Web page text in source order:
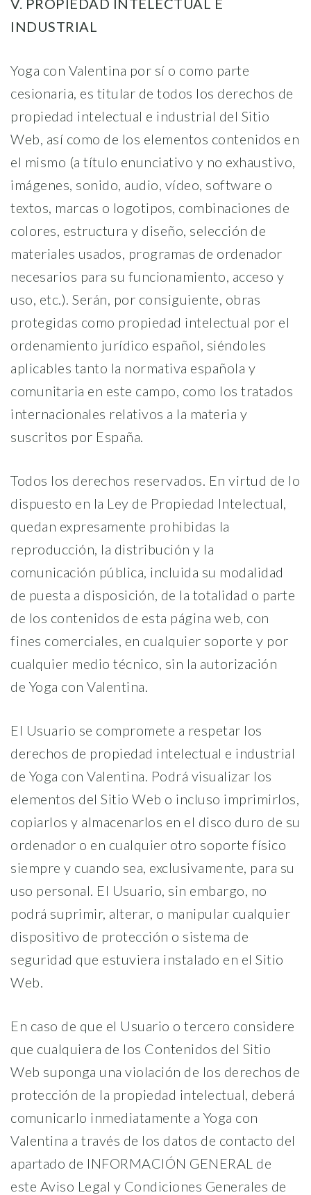
V. PROPIEDAD INTELECTUAL E
INDUSTRIAL
Yoga con Valentina por sí o como parte
cesionaria, es titular de todos los derechos de
propiedad intelectual e industrial del Sitio
Web, así como de los elementos contenidos en
el mismo (a título enunciativo y no exhaustivo,
imágenes, sonido, audio, vídeo, software o
textos, marcas o logotipos, combinaciones de
colores, estructura y diseño, selección de
materiales usados, programas de ordenador
necesarios para su funcionamiento, acceso y
uso, etc.). Serán, por consiguiente, obras
protegidas como propiedad intelectual por el
ordenamiento jurídico español, siéndoles
aplicables tanto la normativa española y
comunitaria en este campo, como los tratados
internacionales relativos a la materia y
suscritos por España.
Todos los derechos reservados. En virtud de lo
dispuesto en la Ley de Propiedad Intelectual,
quedan expresamente prohibidas la
reproducción, la distribución y la
comunicación pública, incluida su modalidad
de puesta a disposición, de la totalidad o parte
de los contenidos de esta página web, con
fines comerciales, en cualquier soporte y por
cualquier medio técnico, sin la autorización
de Yoga con Valentina.
El Usuario se compromete a respetar los
derechos de propiedad intelectual e industrial
de Yoga con Valentina. Podrá visualizar los
elementos del Sitio Web o incluso imprimirlos,
copiarlos y almacenarlos en el disco duro de su
ordenador o en cualquier otro soporte físico
siempre y cuando sea, exclusivamente, para su
uso personal. El Usuario, sin embargo, no
podrá suprimir, alterar, o manipular cualquier
dispositivo de protección o sistema de
seguridad que estuviera instalado en el Sitio
Web.
En caso de que el Usuario o tercero considere
que cualquiera de los Contenidos del Sitio
Web suponga una violación de los derechos de
protección de la propiedad intelectual, deberá
comunicarlo inmediatamente a Yoga con
Valentina a través de los datos de contacto del
apartado de INFORMACIÓN GENERAL de
este Aviso Legal y Condiciones Generales de